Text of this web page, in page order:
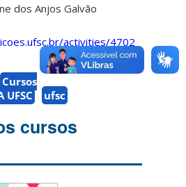
dos Anjos Galvão
activities/4702
Cursos
UFSC ufsc
cursos